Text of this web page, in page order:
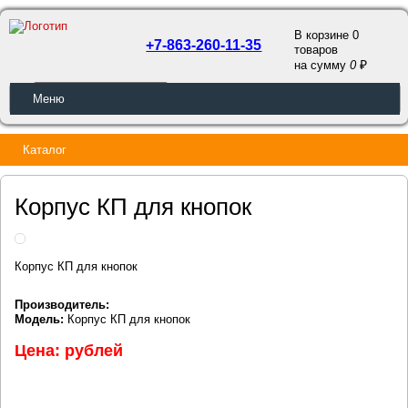
ОБРАТНЫЙ ЗВОНОК
+7-863-260-11-35
В корзине 0
товаров
на сумму0
Меню
Каталог
Корпус КП для кнопок
Корпус КП для кнопок
Производитель:
Модель: Корпус КП для кнопок
Цена: рублей